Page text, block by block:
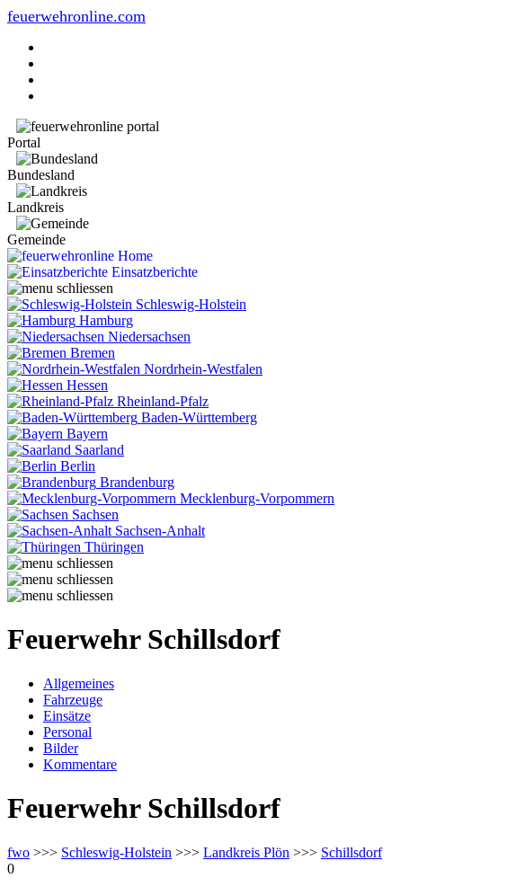
feuerwehronline.com
Portal
Bundesland
Landkreis
Gemeinde
Home
Einsatzberichte
Schleswig-Holstein
Hamburg
Niedersachsen
Bremen
Nordrhein-Westfalen
Hessen
Rheinland-Pfalz
Baden-Württemberg
Bayern
Saarland
Berlin
Brandenburg
Mecklenburg-Vorpommern
Sachsen
Sachsen-Anhalt
Thüringen
Feuerwehr Schillsdorf
Allgemeines
Fahrzeuge
Einsätze
Personal
Bilder
Kommentare
Feuerwehr Schillsdorf
fwo >>> Schleswig-Holstein >>> Landkreis Plön >>> Schillsdorf
0